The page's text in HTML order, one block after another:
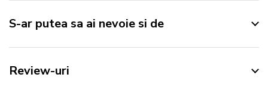
S-ar putea sa ai nevoie si de
Review-uri